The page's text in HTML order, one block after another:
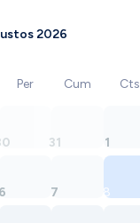
2026
Per Cum Cts
31 1
6 7 8